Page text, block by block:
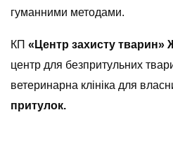
гуманними методами.
КП «Центр захисту тварин»
центр для безпритульних
ветеринарна клініка для
притулок.